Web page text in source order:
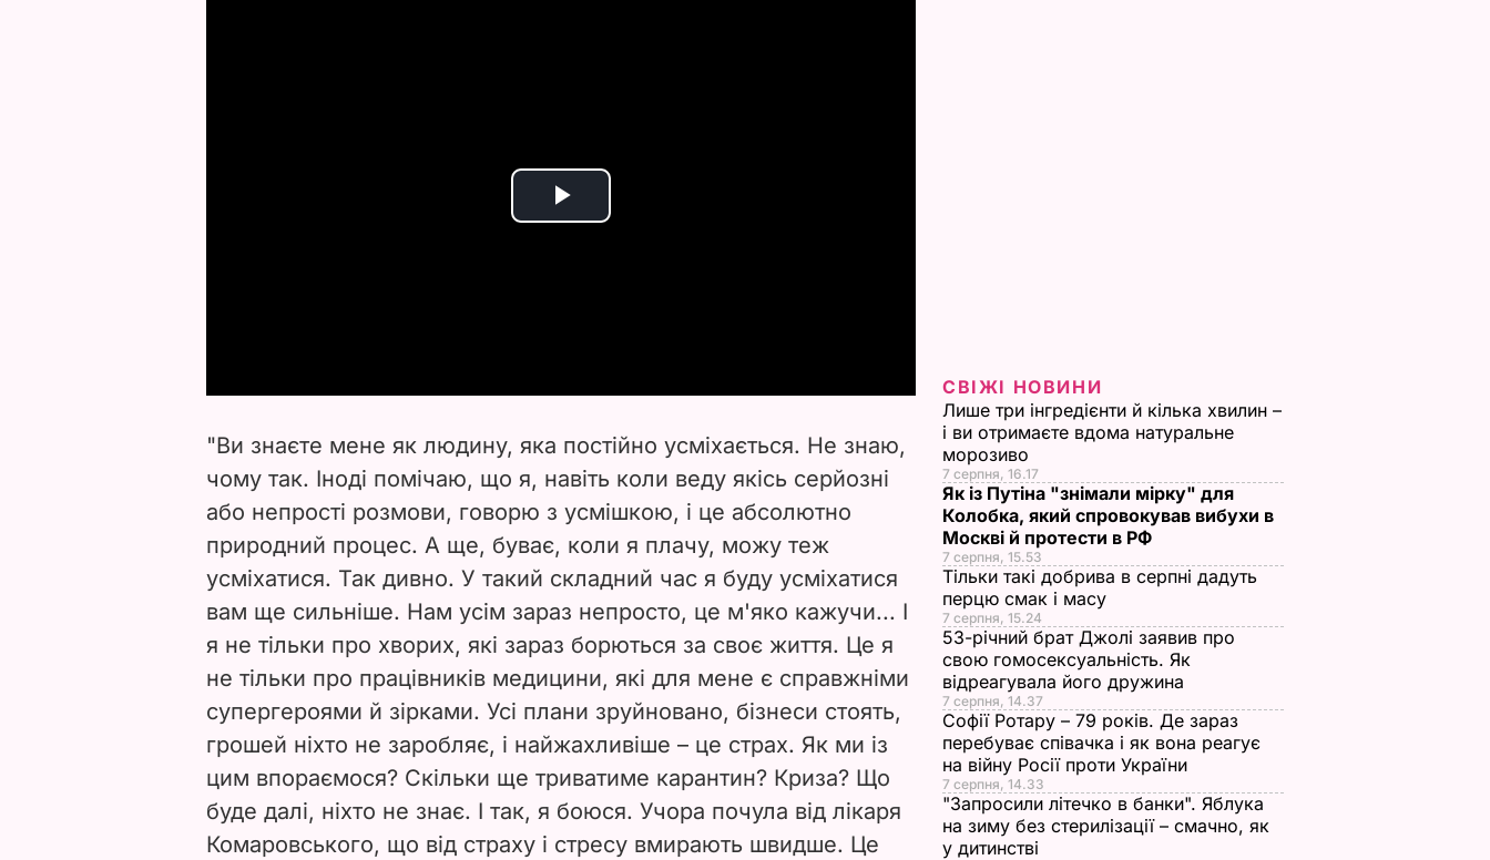
P
i
d
e
o
"Ви знаєте мене як людину, яка постійно усміхається. Не знаю,
чому так. Іноді помічаю, що я, навіть коли веду якісь серйозні
або непрості розмови, говорю з усмішкою, і це абсолютно
природний процес. А ще, буває, коли я плачу, можу теж
усміхатися. Так дивно. У такий складний час я буду усміхатися
вам ще сильніше. Нам усім зараз непросто, це м'яко кажучи... І
я не тільки про хворих, які зараз борються за своє життя. Це я
не тільки про працівників медицини, які для мене є справжніми
супергероями й зірками. Усі плани зруйновано, бізнеси стоять,
грошей ніхто не заробляє, і найжахливіше – це страх. Як ми із
цим впораємося? Скільки ще триватиме карантин? Криза? Що
буде далі, ніхто не знає. І так, я боюся. Учора почула від лікаря
Комаровського, що від страху і стресу вмирають швидше. Це
СВІЖІ НОВИНИ
Лише три інгредієнти й кілька хвилин –
і ви отримаєте вдома натуральне
морозиво
7 серпня, 16.17
Як із Путіна "знімали мірку" для
Колобка, який спровокував вибухи в
Москві й протести в РФ
7 серпня, 15.53
Тільки такі добрива в серпні дадуть
перцю смак і масу
7 серпня, 15.24
53-річний брат Джолі заявив про
свою гомосексуальність. Як
відреагувала його дружина
7 серпня, 14.37
Софії Ротару – 79 років. Де зараз
перебуває співачка і як вона реагує
на війну Росії проти України
7 серпня, 14.33
"Запросили літечко в банки". Яблука
на зиму без стерилізації – смачно, як
у дитинстві